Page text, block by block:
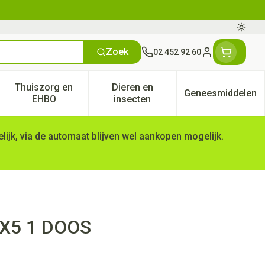
Zoek 02 452 92 60
Klant menu
categorie
voor Natuur geneeskunde categorie
Thuiszorg en
EHBOToon submenu voor Thuiszorg en EHBO categorie
Dieren en
insectenToon submenu voor Dieren
Geneesmiddelen
Toon
via de automaat blijven wel aankopen mogelijk.
1 DOOS